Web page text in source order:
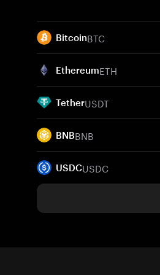
BitcoinBTC
EthereumETH
TetherUSDT
BNBBNB
USDCUSDC